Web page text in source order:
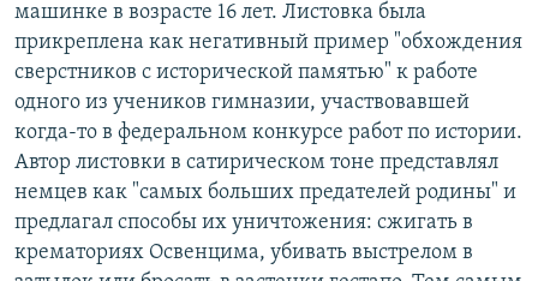
машинке в возрасте 16 лет. Листовка была
прикреплена как негативный пример "обхождения
сверстников с исторической памятью" к работе
одного из учеников гимназии, участвовавшей
когда-то в федеральном конкурсе работ по истории.
Автор листовки в сатирическом тоне представлял
немцев как "самых больших предателей родины" и
предлагал способы их уничтожения: сжигать в
крематориях Освенцима, убивать выстрелом в